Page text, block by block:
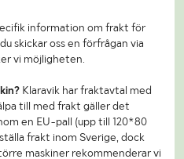
information om frakt för
skickar oss en förfrågan via
vi möjligheten.
Klaravik har fraktavtal med
till med frakt gäller det
en EU-pall (upp till 120*80
frakt inom Sverige, dock
maskiner rekommenderar vi